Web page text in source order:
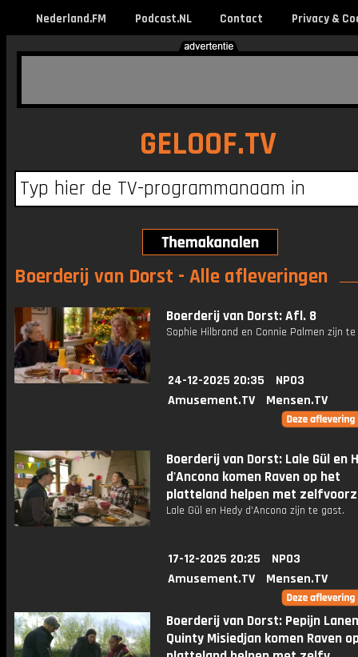
Nederland.FM Podcast.NL Contact Privacy &
GELOOF.TV
Boerderij van Dorst - Alle afleveringen
Boerderij van Dorst: Afl. 8
Sophie Hilbrand en Connie Palmen zijn
24-12-2025 20:35
NPO3
Amusement.TV
Mensen.TV
Boerderij van Dorst: Lale Gül en
d'Ancona komen Raven op het
platteland helpen met
Lale Gül en Hedy d'Ancona zijn te gast.
17-12-2025 20:25
NPO3
Amusement.TV
Mensen.TV
Boerderij van Dorst: Pepijn
Quinty Misiedjan komen Raven